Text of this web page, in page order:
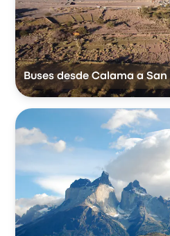
Buses desde Calama a